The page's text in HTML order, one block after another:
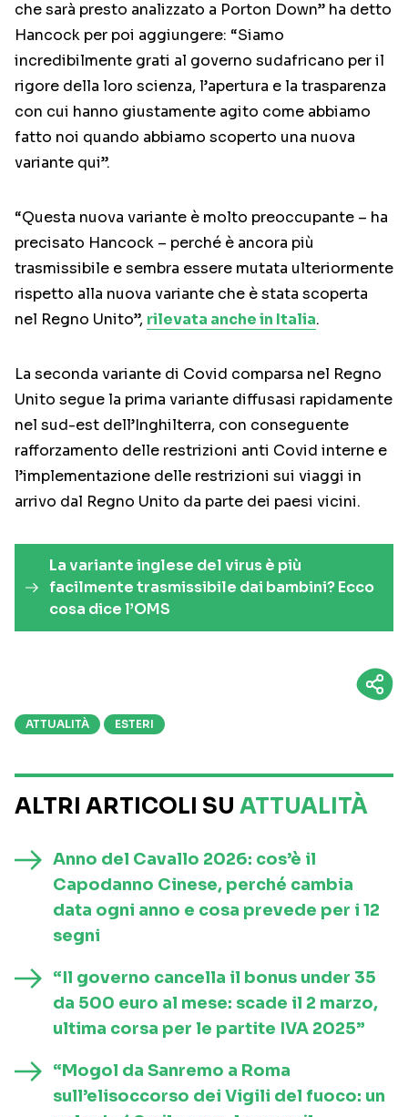
che sarà presto analizzato a Porton Down” ha detto
Hancock per poi aggiungere: “Siamo
incredibilmente grati al governo sudafricano per il
rigore della loro scienza, l’apertura e la trasparenza
con cui hanno giustamente agito come abbiamo
fatto noi quando abbiamo scoperto una nuova
variante qui”.
“Questa nuova variante è molto preoccupante – ha
precisato Hancock – perché è ancora più
trasmissibile e sembra essere mutata ulteriormente
rispetto alla nuova variante che è stata scoperta
nel Regno Unito”, rilevata anche in Italia.
La seconda variante di Covid comparsa nel Regno
Unito segue la prima variante diffusasi rapidamente
nel sud-est dell’Inghilterra, con conseguente
rafforzamento delle restrizioni anti Covid interne e
l’implementazione delle restrizioni sui viaggi in
arrivo dal Regno Unito da parte dei paesi vicini.
La variante inglese del virus è più
facilmente trasmissibile dai bambini? Ecco
cosa dice l’OMS
ATTUALITÀ ESTERI
ALTRI ARTICOLI SU ATTUALITÀ
Anno del Cavallo 2026: cos’è il
Capodanno Cinese, perché cambia
data ogni anno e cosa prevede per i 12
segni
“Il governo cancella il bonus under 35
da 500 euro al mese: scade il 2 marzo,
ultima corsa per le partite IVA 2025”
“Mogol da Sanremo a Roma
sull’elisoccorso dei Vigili del fuoco: un